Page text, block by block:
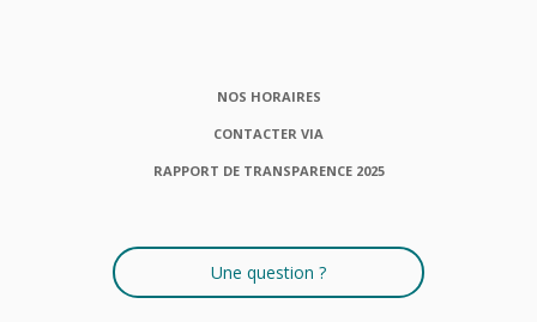
NOS HORAIRES
CONTACTER VIA
RAPPORT DE TRANSPARENCE 2025
Une question ?